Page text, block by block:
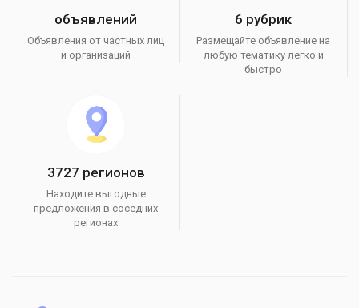
объявлений
Объявления от частных лиц
и организаций
6 рубрик
Размещайте объявление на
любую тематику легко и
быстро
3727 регионов
Находите выгодные
предложения в соседних
регионах